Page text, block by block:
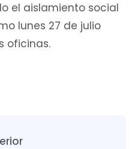
el aislamiento social
lunes 27 de julio
oficinas.